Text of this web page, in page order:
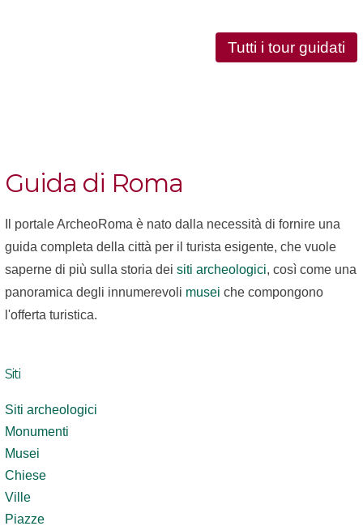
Tutti i tour guidati
Guida di Roma
Il portale ArcheoRoma è nato dalla necessità di fornire una
guida completa della città per il turista esigente, che vuole
saperne di più sulla storia dei siti archeologici, così come una
panoramica degli innumerevoli musei che compongono
l'offerta turistica.
Siti
Siti archeologici
Monumenti
Musei
Chiese
Ville
Piazze